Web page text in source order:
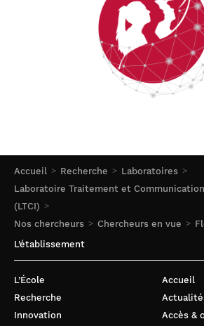
Accueil Recherche
Laboratoires
Laboratoire Traitement et
(LTCI)
Nos chercheurs
Chercheurs en vue
L’établissement
L’École
Recherche
Innovation
Accueil
Accès &